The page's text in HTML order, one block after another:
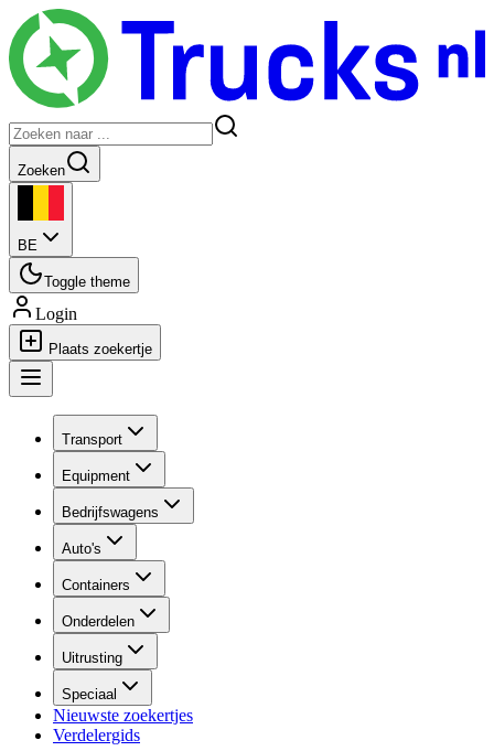
Zoeken
BE
Toggle theme
Login
Plaats zoekertje
Transport
Equipment
Bedrijfswagens
Auto's
Containers
Onderdelen
Uitrusting
Speciaal
Nieuwste zoekertjes
Verdelergids